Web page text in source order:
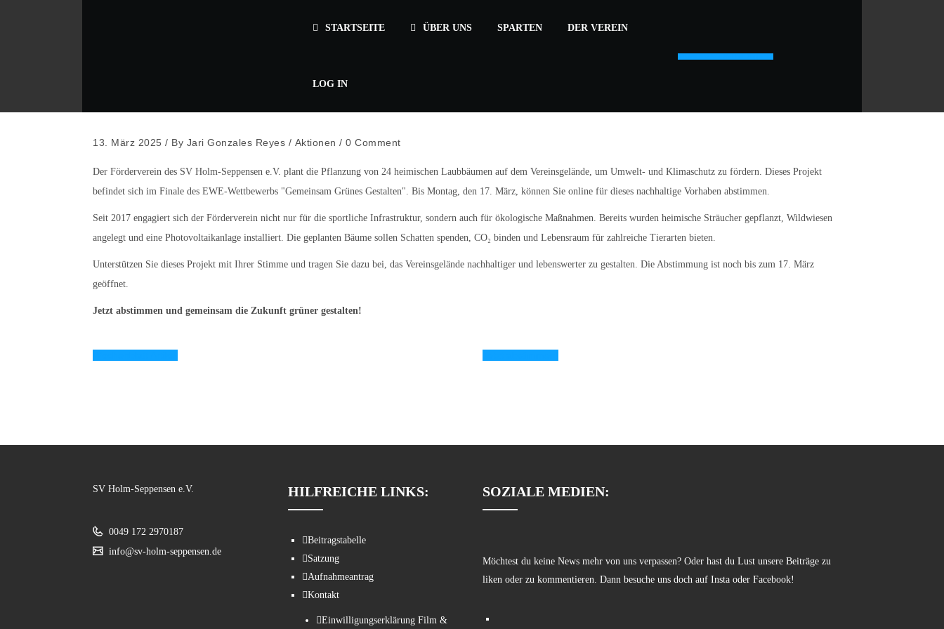
STARTSEITE ÜBER UNS SPARTEN DER VEREIN
LOG IN
13. März 2025 / By Jari Gonzales Reyes / Aktionen / 0 Comment
Der Förderverein des SV Holm-Seppensen e.V. plant die Pflanzung von 24 heimischen Laubbäumen auf dem Vereinsgelände, um Umwelt- und Klimaschutz zu fördern. Dieses Projekt
befindet sich im Finale des EWE-Wettbewerbs "Gemeinsam Grünes Gestalten". Bis Montag, den 17. März, können Sie online für dieses nachhaltige Vorhaben abstimmen.
Seit 2017 engagiert sich der Förderverein nicht nur für die sportliche Infrastruktur, sondern auch für ökologische Maßnahmen. Bereits wurden heimische Sträucher gepflanzt, Wildwiesen
angelegt und eine Photovoltaikanlage installiert. Die geplanten Bäume sollen Schatten spenden, CO₂ binden und Lebensraum für zahlreiche Tierarten bieten.
Unterstützen Sie dieses Projekt mit Ihrer Stimme und tragen Sie dazu bei, das Vereinsgelände nachhaltiger und lebenswerter zu gestalten. Die Abstimmung ist noch bis zum 17. März
geöffnet.
Jetzt abstimmen und gemeinsam die Zukunft grüner gestalten!
SV Holm-Seppensen e.V.
0049 172 2970187
info@sv-holm-seppensen.de
HILFREICHE LINKS:
Beitragstabelle
Satzung
Aufnahmeantrag
Kontakt
Einwilligungserklärung Film &
SOZIALE MEDIEN:
Möchtest du keine News mehr von uns verpassen? Oder hast du Lust unsere Beiträge zu
liken oder zu kommentieren. Dann besuche uns doch auf Insta oder Facebook!